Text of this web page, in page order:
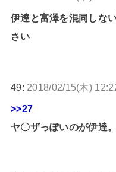
伊達と富澤を混同しな
さい
49: 2018/02/15(木)
>>27
ヤ〇ザっぽいのが伊達